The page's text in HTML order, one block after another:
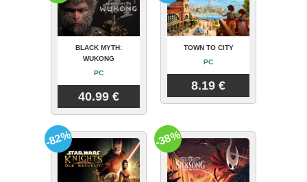
BLACK MYTH:
WUKONG
PC
40.99 €
TOWN TO CITY
PC
8.19 €
-82% -38%